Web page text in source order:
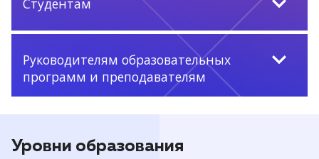
Студентам
Руководителям образовательных
программ и преподавателям
Уровни образования